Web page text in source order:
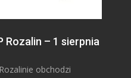
Rozalin – 1 sierpnia
obchodzi